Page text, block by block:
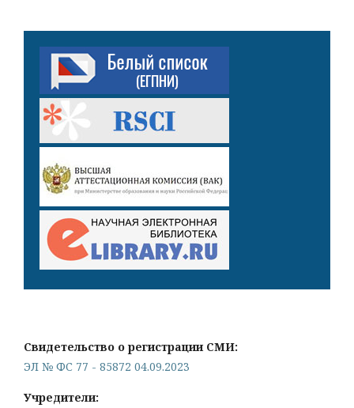
Свидетельство о регистрации СМИ:
ЭЛ № ФС 77 - 85872 04.09.2023
Учредители: